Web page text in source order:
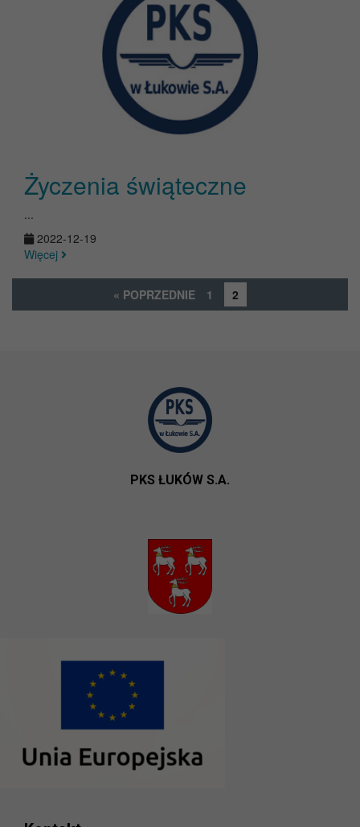
Życzenia świąteczne
...
2022-12-19
Więcej
« POPRZEDNIE 1 2
PKS ŁUKÓW S.A.